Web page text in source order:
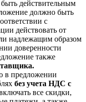
действительным
должно быть
с
действовать от
надлежащим образом
доверенности
также
в предложении
без учета НДС с
все скидки,